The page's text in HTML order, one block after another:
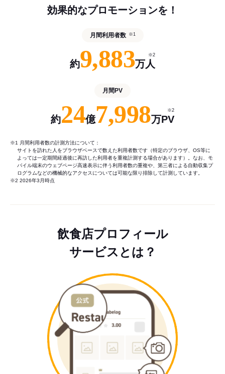
効果的なプロモーションを！
月間利用者数 ※1
約9,883万人
※2
月間PV
約24億7,998万PV
※2
※1 月間利用者数の計測方法について：
サイトを訪れた人をブラウザベースで数えた利用者数です（特定のブラウザ、OS等に
よっては一定期間経過後に再訪した利用者を重複計測する場合があります）。なお、モ
バイル端末のウェブページ高速表示に伴う利用者数の重複や、第三者による自動収集プ
ログラムなどの機械的なアクセスについては可能な限り排除して計測しています。
※2 2026年3月時点
飲食店プロフィール
サービスとは？